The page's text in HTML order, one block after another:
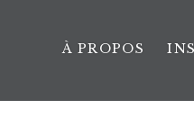
À PROPOS